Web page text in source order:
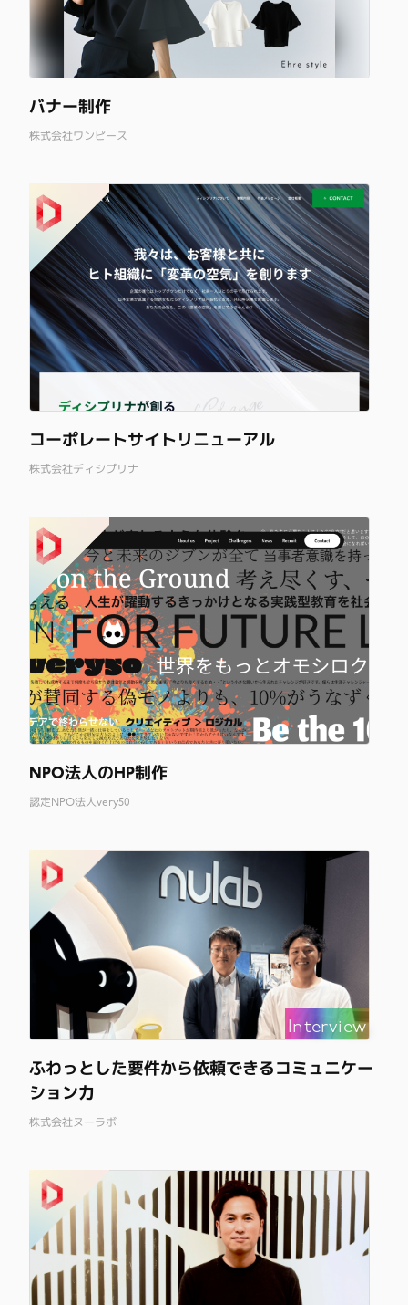
バナー制作
株式会社ワンピース
コーポレートサイトリニューアル
株式会社ディシプリナ
NPO法人のHP制作
認定NPO法人very50
ふわっとした要件から依頼できるコミュニケー
ション力
株式会社ヌーラボ
Interview